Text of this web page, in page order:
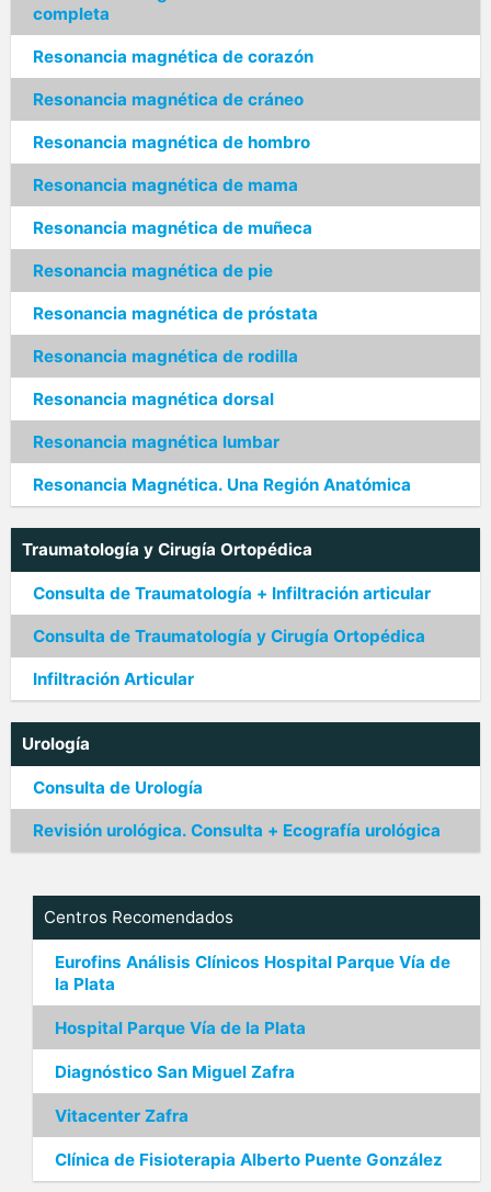
completa
Resonancia magnética de corazón
Resonancia magnética de cráneo
Resonancia magnética de hombro
Resonancia magnética de mama
Resonancia magnética de muñeca
Resonancia magnética de pie
Resonancia magnética de próstata
Resonancia magnética de rodilla
Resonancia magnética dorsal
Resonancia magnética lumbar
Resonancia Magnética. Una Región Anatómica
Traumatología y Cirugía Ortopédica
Consulta de Traumatología + Infiltración articular
Consulta de Traumatología y Cirugía Ortopédica
Infiltración Articular
Urología
Consulta de Urología
Revisión urológica. Consulta + Ecografía urológica
Centros Recomendados
Eurofins Análisis Clínicos Hospital Parque Vía de
la Plata
Hospital Parque Vía de la Plata
Diagnóstico San Miguel Zafra
Vitacenter Zafra
Clínica de Fisioterapia Alberto Puente González